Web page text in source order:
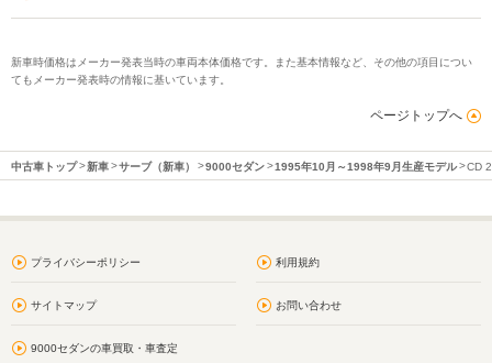
新車時価格はメーカー発表当時の車両本体価格です。また基本情報など、その他の項目につい
てもメーカー発表時の情報に基いています。
ページトップへ
中古車トップ 新車 サーブ（新車） 9000セダン 1995年10月～1998年9月生産モデル CD
プライバシーポリシー 利用規約
サイトマップ お問い合わせ
9000セダンの車買取・車査定